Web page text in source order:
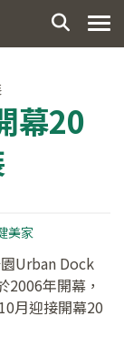
幕20
美家
Urban Dock
年開幕，
月迎接開幕20